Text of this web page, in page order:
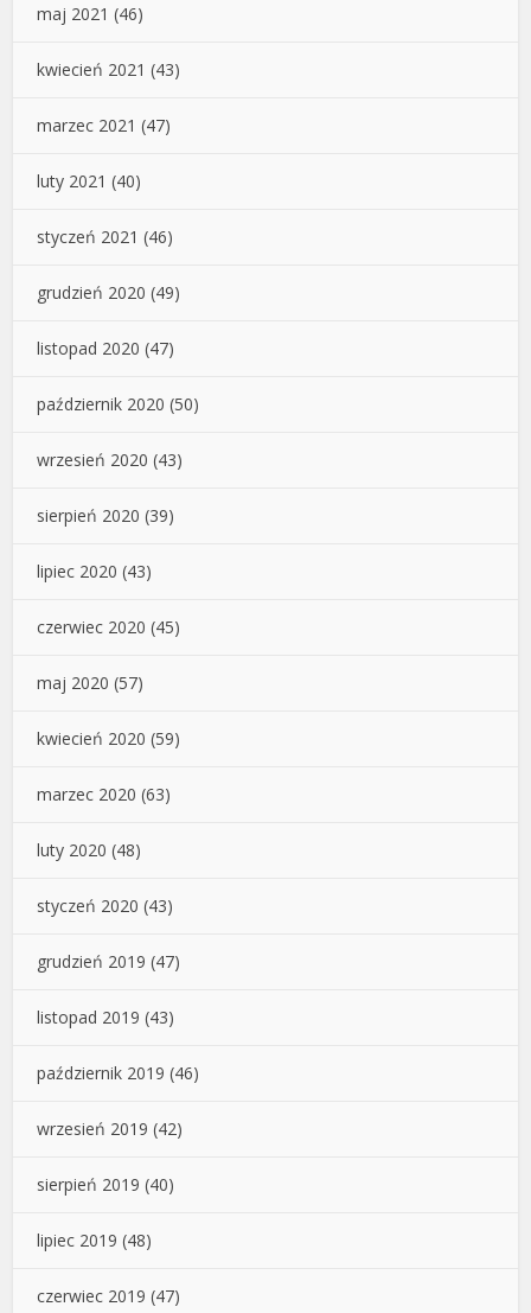
maj 2021 (46)
kwiecień 2021 (43)
marzec 2021 (47)
luty 2021 (40)
styczeń 2021 (46)
grudzień 2020 (49)
listopad 2020 (47)
październik 2020 (50)
wrzesień 2020 (43)
sierpień 2020 (39)
lipiec 2020 (43)
czerwiec 2020 (45)
maj 2020 (57)
kwiecień 2020 (59)
marzec 2020 (63)
luty 2020 (48)
styczeń 2020 (43)
grudzień 2019 (47)
listopad 2019 (43)
październik 2019 (46)
wrzesień 2019 (42)
sierpień 2019 (40)
lipiec 2019 (48)
czerwiec 2019 (47)